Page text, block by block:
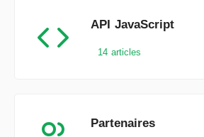
API JavaScript
14 articles
Partenaires